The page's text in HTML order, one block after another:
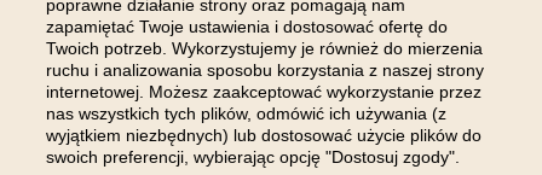
DOŁĄCZ DO NAS NA
INSTAGRAMIE
poprawne działanie strony oraz pomagają nam
zapamiętać Twoje ustawienia i dostosować ofertę do
Twoich potrzeb. Wykorzystujemy je również do mierzenia
ruchu i analizowania sposobu korzystania z naszej strony
internetowej. Możesz zaakceptować wykorzystanie przez
nas wszystkich tych plików, odmówić ich używania (z
wyjątkiem niezbędnych) lub dostosować użycie plików do
swoich preferencji, wybierając opcję "Dostosuj zgody".